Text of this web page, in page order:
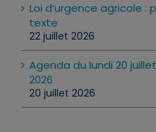
Loi d’urgence agricole :
texte
22 juillet 2026
Agenda du lundi 20
2026
20 juillet 2026